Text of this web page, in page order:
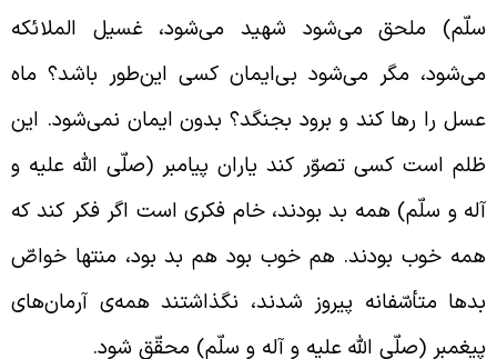
ملحق می‌شود شهید می‌شود، غسیل الملائکه
مگر می‌شود بی‌ایمان کسی این‌طور باشد؟ ماه
را رها کند و برود بجنگد؟ بدون ایمان نمی‌شود. این
است کسی تصوّر کند یاران پیامبر (صلّی الله علیه و
و سلّم) همه بد بودند، خام‌ فکری است اگر فکر کند که
خوب بودند. هم خوب بود هم بد بود، منتها خواصّ
متأسّفانه پیروز شدند، نگذاشتند همه‌ی آرمان‌های
(صلّی الله علیه و آله و سلّم) محقّق شود.